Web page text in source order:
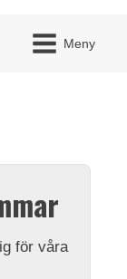
Meny
för våra